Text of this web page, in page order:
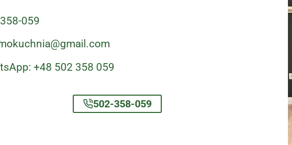
059
+48 502 358 059
502-358-059